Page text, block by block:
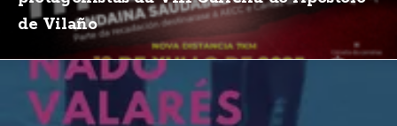
de Vilaño